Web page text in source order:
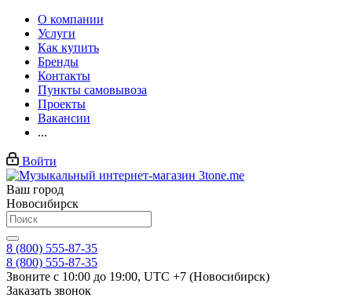
О компании
Услуги
Как купить
Бренды
Контакты
Пункты самовывоза
Проекты
Вакансии
...
Войти
Ваш город
Новосибирск
8 (800) 555-87-35
8 (800) 555-87-35
Звоните с 10:00 до 19:00, UTC +7 (Новосибирск)
Заказать звонок